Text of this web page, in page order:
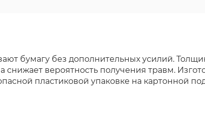
бумагу без дополнительных усилий.
снижает вероятность получения травм.
пластиковой упаковке на картонной